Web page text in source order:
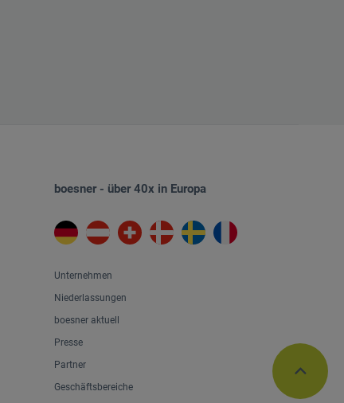
boesner - über 40x in Europa
Unternehmen
Niederlassungen
boesner aktuell
Presse
Partner
Geschäftsbereiche